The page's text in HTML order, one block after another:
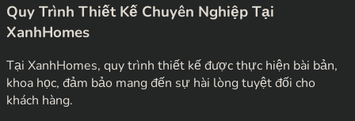
Quy Trình Thiết Kế Chuyên Nghiệp Tại
XanhHomes
Tại XanhHomes, quy trình thiết kế được thực hiện bài bản,
khoa học, đảm bảo mang đến sự hài lòng tuyệt đối cho
khách hàng.